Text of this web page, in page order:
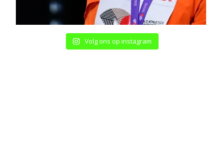
Volg ons op instagram